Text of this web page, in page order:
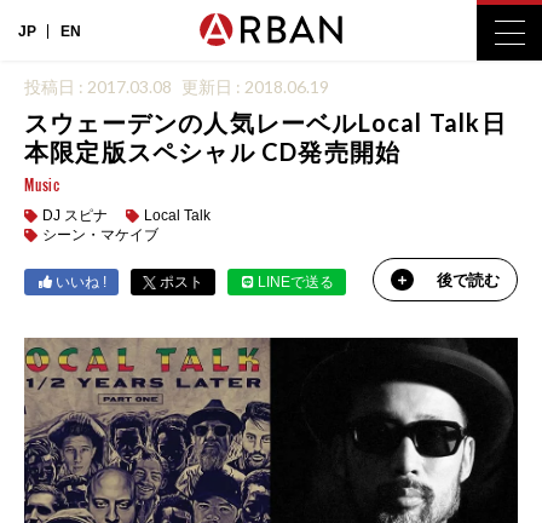
JP EN
投稿日 : 2017.03.08 更新日 : 2018.06.19
スウェーデンの人気レーベルLocal Talk日
本限定版スペシャル CD発売開始
Music
DJ スピナ
Local Talk
シーン・マケイブ
いいね ! ポスト LINEで送る 後で読む